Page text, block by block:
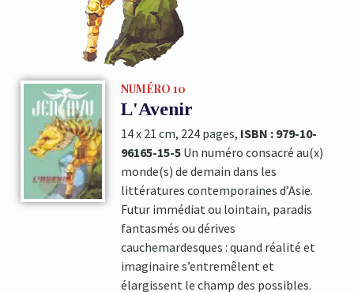
NUMÉRO 10
L'Avenir
14 x 21 cm, 224 pages, ISBN : 979-10-
96165-15-5Un numéro consacré au(x)
monde(s) de demain dans les
littératures contemporaines d’Asie.
Futur immédiat ou lointain, paradis
fantasmés ou dérives
cauchemardesques : quand réalité et
imaginaire s’entremêlent et
élargissent le champ des possibles.